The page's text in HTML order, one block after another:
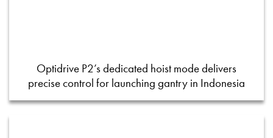
Optidrive P2’s dedicated hoist mode delivers
precise control for launching gantry in Indonesia